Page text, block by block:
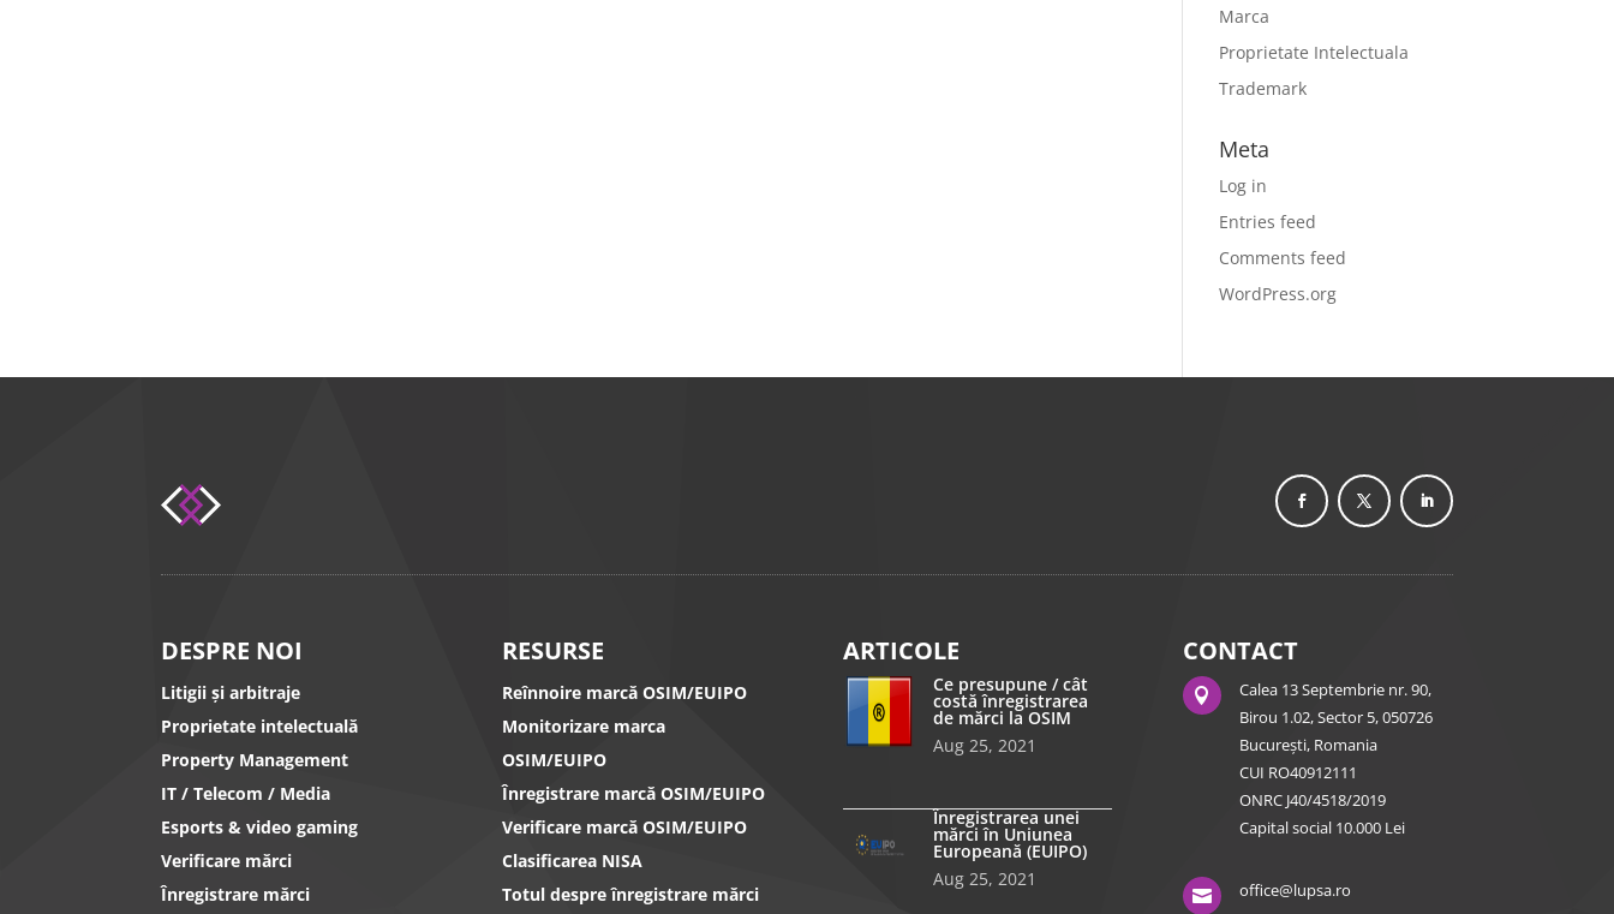
Marca
Proprietate Intelectuala
Trademark
Meta
Log in
Entries feed
Comments feed
WordPress.org
DESPRE NOI
Litigii și arbitraje
Proprietate intelectuală
Property Management
IT / Telecom / Media
Esports & video gaming
Verificare mărci
Înregistrare mărci
RESURSE
Reînnoire marcă OSIM/EUIPO
Monitorizare marca
OSIM/EUIPO
Înregistrare marcă OSIM/EUIPO
Verificare marcă OSIM/EUIPO
Clasificarea NISA
Totul despre înregistrare mărci
ARTICOLE
Ce presupune / cât
costă înregistrarea
de mărci la OSIM
Aug 25, 2021
Înregistrarea unei
mărci în Uniunea
Europeană (EUIPO)
Aug 25, 2021
CONTACT

Calea 13 Septembrie nr. 90,
Birou 1.02, Sector 5, 050726
București, Romania
CUI RO40912111
ONRC J40/4518/2019
Capital social 10.000 Lei

office@lupsa.ro